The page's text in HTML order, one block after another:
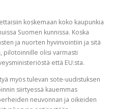
koskemaan koko kaupunkia
Suomen kunnissa. Koska
ja nuorten hyvinvointiin ja sitä
pilotoinnille olisi varmasti
että EU:sta.
myös tulevan sote-uudistuksen
siirtyessä kauemmas
neuvonnan ja oikeiden